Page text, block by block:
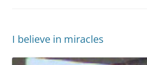
I believe in miracles